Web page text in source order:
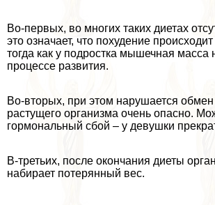
Во-первых, во многих таких диетах
это означает, что похудение
тогда как у подростка мышечная масса
процессе развития.
Во-вторых, при этом нарушается
растущего организма очень опасно.
гормональный сбой – у дeвyшки
В-третьих, после окончания диеты
набирает потерянный вес.